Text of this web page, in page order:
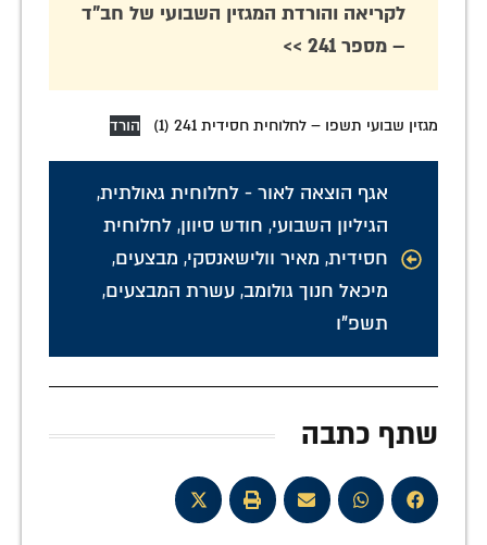
לקריאה והורדת המגזין השבועי של חב"ד
– מספר 241 >>
מגזין שבועי תשפו – לחלוחית חסידית 241 (1) הורד
אגף הוצאה לאור - לחלוחית גאולתית,
הגיליון השבועי, חודש סיוון, לחלוחית
חסידית, מאיר וולישאנסקי, מבצעים,
מיכאל חנוך גולומב, עשרת המבצעים,
תשפ"ו
שתף כתבה